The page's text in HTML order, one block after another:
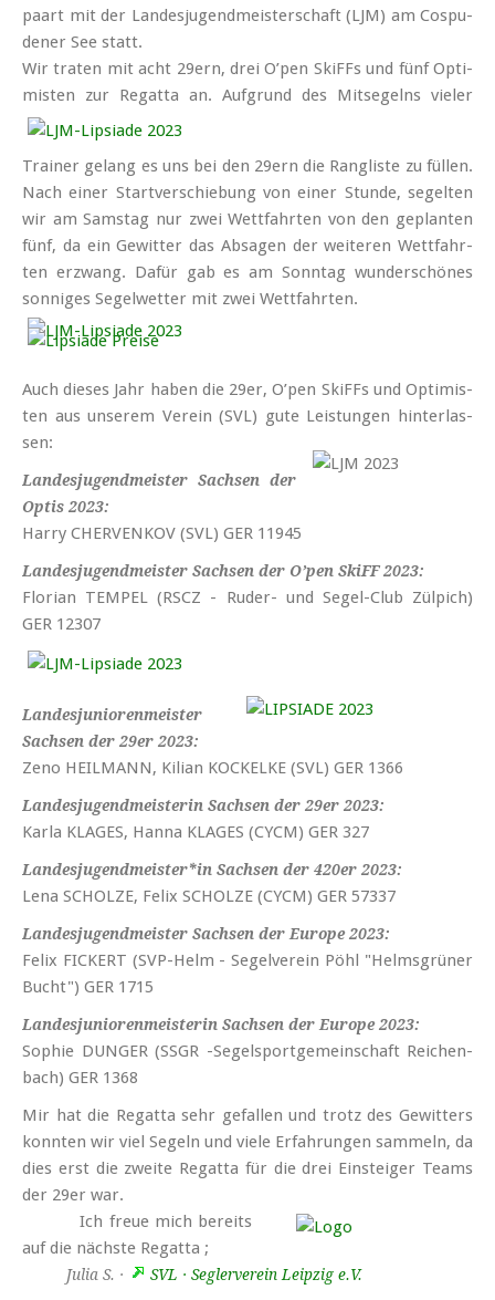
paart mit der Lan­des­ju­gend­meis­ter­schaft (LJM) am Cospu­
de­ner See statt.
Wir tra­ten mit acht 29ern, drei O’pen SkiFFs und fünf Op­ti­
mis­ten zur Re­gat­ta an. Auf­grund des Mit­se­gelns vie­ler
Trai­ner ge­lang es uns bei den 29ern die Rang­lis­te zu fül­len.
Nach ei­ner Start­ver­schie­bung von ei­ner Stun­de, se­gel­ten
wir am Sams­tag nur zwei Wett­fahr­ten von den ge­plan­ten
fünf, da ein Ge­wit­ter das Ab­sa­gen der wei­te­ren Wett­fahr­
ten er­zwang. Da­für gab es am Sonn­tag wun­der­schö­nes
son­ni­ges Se­gel­wet­ter mit zwei Wett­fahr­ten.
Auch die­ses Jahr ha­ben die 29er, O’pen SkiFFs und Op­ti­mis­
ten aus un­se­rem Ver­ein (SVL) gu­te Leis­tun­gen hin­ter­las­
sen:
Landesjugendmeister Sachsen der
Optis 2023:
Harry CHERVENKOV (SVL) GER 11945
Landesjugendmeister Sachsen der O’pen SkiFF 2023:
Florian TEMPEL (RSCZ - Ruder- und Segel-Club Zülpich)
GER 12307
Landesjuniorenmeister
Sachsen der 29er 2023:
Zeno HEILMANN, Kilian KOCKELKE (SVL) GER 1366
Landesjugendmeisterin Sachsen der 29er 2023:
Karla KLAGES, Hanna KLAGES (CYCM) GER 327
Lan­des­ju­gend­meis­ter*in Sachsen der 420er 2023:
Lena SCHOLZE, Felix SCHOLZE (CYCM) GER 57337
Lan­des­ju­gend­meis­ter Sachsen der Europe 2023:
Felix FICKERT (SVP-Helm - Segel­verein Pöhl "Helms­grüner
Bucht") GER 1715
Landesjuniorenmeisterin Sachsen der Europe 2023:
Sophie DUNGER (SSGR -Segel­sport­gemein­schaft Reichen­
bach) GER 1368
Mir hat die Re­gat­ta sehr ge­fal­len und trotz des Ge­wit­ters
konn­ten wir viel Se­geln und vie­le Er­fah­run­gen sam­meln, da
dies erst die zwei­te Re­gat­ta für die drei Ein­stei­ger Teams
der 29er war.
Ich freue mich bereits
auf die nächste Regatta ;
Julia S. · SVL · Seglerverein Leipzig e.V.